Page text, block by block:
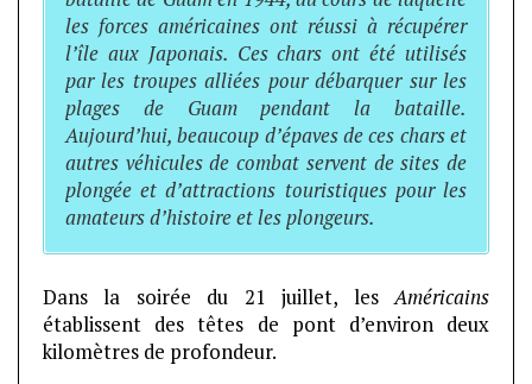
les forces américaines ont réussi à récupérer
l’île aux Japonais. Ces chars ont été utilisés
par les troupes alliées pour débarquer sur les
plages de Guam pendant la bataille.
Aujourd’hui, beaucoup d’épaves de ces chars et
autres véhicules de combat servent de sites de
plongée et d’attractions touristiques pour les
amateurs d’histoire et les plongeurs.
Dans la soirée du 21 juillet, lesAméricains
établissent des têtes de pont d’environ deux
kilomètres de profondeur.